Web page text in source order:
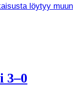
löytyy
3–0